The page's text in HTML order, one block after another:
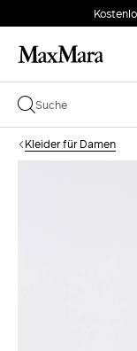
Kleider für Damen